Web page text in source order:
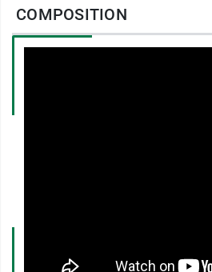
mis afin d’éviter la
Leslingettes nettoyantes
désagréments au sein de
COMPOSITION